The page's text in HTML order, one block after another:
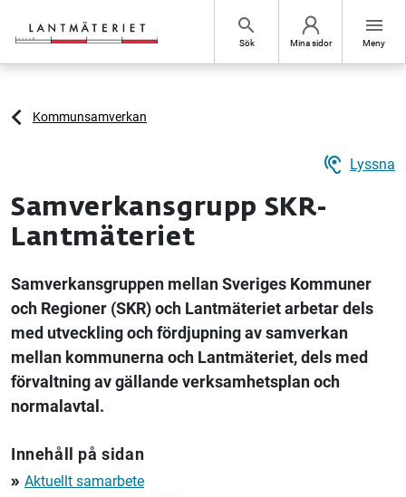
search
Sök Mina sidor
menu
Meny
Kommunsamverkan
hearing Lyssna
Samverkansgrupp SKR-
Lantmäteriet
Samverkansgruppen mellan Sveriges Kommuner
och Regioner (SKR) och Lantmäteriet arbetar dels
med utveckling och fördjupning av samverkan
mellan kommunerna och Lantmäteriet, dels med
förvaltning av gällande verksamhetsplan och
normalavtal.
Innehåll på sidan
double_arrow Aktuellt samarbete